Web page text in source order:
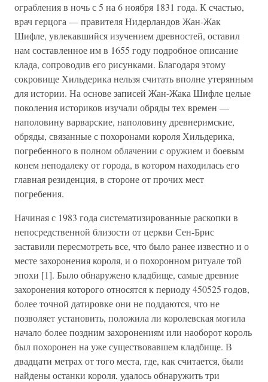
ограбления в ночь с 5 на 6 ноября 1831 года. К счастью,
врач герцога — правителя Нидерландов Жан-Жак
Шифле, увлекавшийся изучением древностей, оставил
нам составленное им в 1655 году подробное описание
клада, сопроводив его рисунками. Благодаря этому
сокровище Хильдерика нельзя считать вполне утерянным
для истории. На основе записей Жан-Жака Шифле целые
поколения историков изучали обряды тех времен —
наполовину варварские, наполовину древнеримские,
обряды, связанные с похоронами короля Хильдерика,
погребенного в полном облачении с оружием и боевым
конем неподалеку от города, в котором находилась его
главная резиденция, в стороне от прочих мест
погребения.
Начиная с 1983 года систематизированные раскопки в
непосредственной близости от церкви Сен-Брис
заставили пересмотреть все, что было ранее известно и о
месте захоронения короля, и о похоронном ритуале той
эпохи [1]. Было обнаружено кладбище, самые древние
захоронения которого относятся к периоду 450525 годов,
более точной датировке они не поддаются, что не
позволяет установить, положила ли королевская могила
начало более поздним захоронениям или наоборот король
был похоронен на уже существовавшем кладбище. В
двадцати метрах от того места, где, как считается, были
найдены останки короля, удалось обнаружить три